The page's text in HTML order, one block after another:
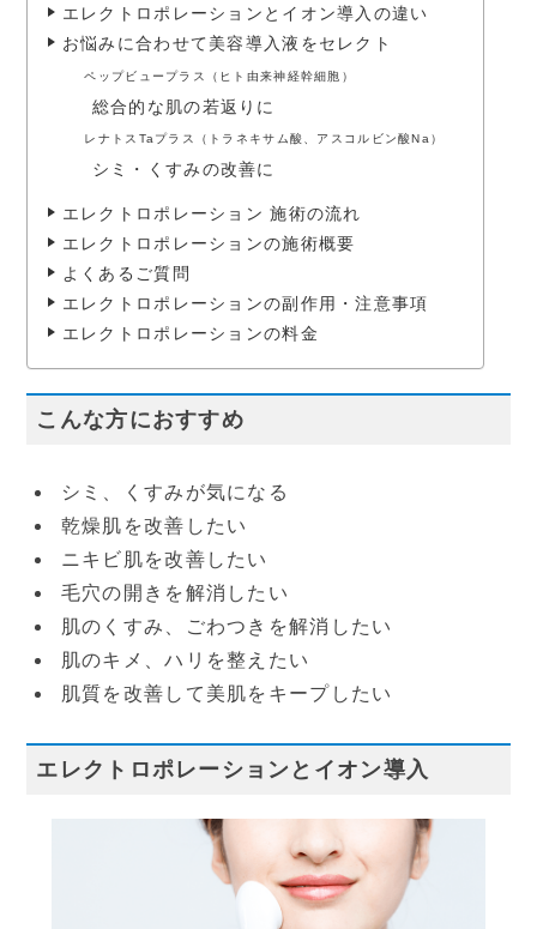
エレクトロポレーションとイオン導入の違い
お悩みに合わせて美容導入液をセレクト
ペップビュープラス（ヒト由来神経幹細胞）
総合的な肌の若返りに
レナトスTaプラス（トラネキサム酸、アスコルビン酸Na）
シミ・くすみの改善に
エレクトロポレーション 施術の流れ
エレクトロポレーションの施術概要
よくあるご質問
エレクトロポレーションの副作用・注意事項
エレクトロポレーションの料金
こんな方におすすめ
シミ、くすみが気になる
乾燥肌を改善したい
ニキビ肌を改善したい
毛穴の開きを解消したい
肌のくすみ、ごわつきを解消したい
肌のキメ、ハリを整えたい
肌質を改善して美肌をキープしたい
エレクトロポレーションとイオン導入
診療カレンダー
採用情報
2026 8月